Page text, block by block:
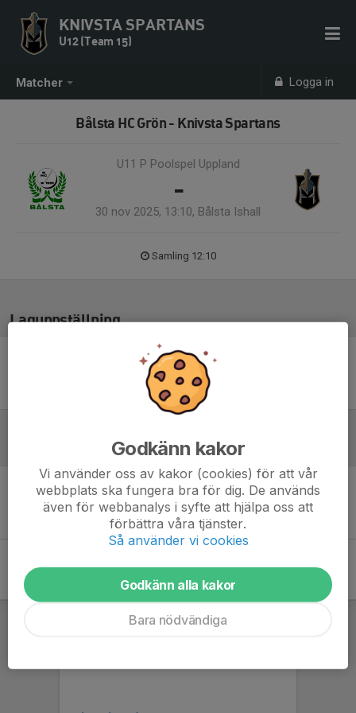
Matcher Logga in
KNIVSTA SPARTANS
U12 (Team 15)
Bålsta HC Grön - Knivsta Spartans
U11 P Poolspel Uppland
-
30 nov 2025, 13:10, Bålsta Ishall
Samling 12:10
Laguppställning
Ingen uppställning ifylld
Inget referat skrivet
Godkänn kakor
Vi använder oss av kakor (cookies) för att vår
webbplats ska fungera bra för dig. De används
även för webbanalys i syfte att hjälpa oss att
förbättra våra tjänster.
Så använder vi cookies
Godkänn alla kakor
Bara nödvändiga